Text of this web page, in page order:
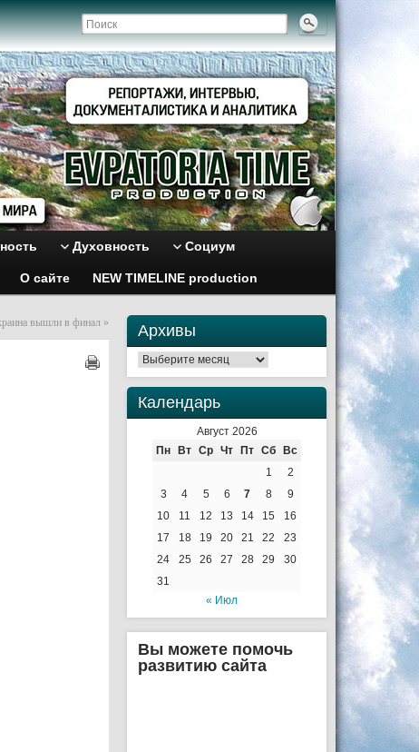
Духовность Социум
О сайте NEW TIMELINE production
вышли в финал » Архивы
Архивы
Календарь
Август 2026
Пн
Вт Ср Чт Пт Сб
Вс
1
2
3
4 5 6 7 8
9
10
11 12 13 14 15
16
17
18 19 20 21 22
23
24
25 26 27 28 29
30
31
« Июл
Вы можете помочь
развитию сайта